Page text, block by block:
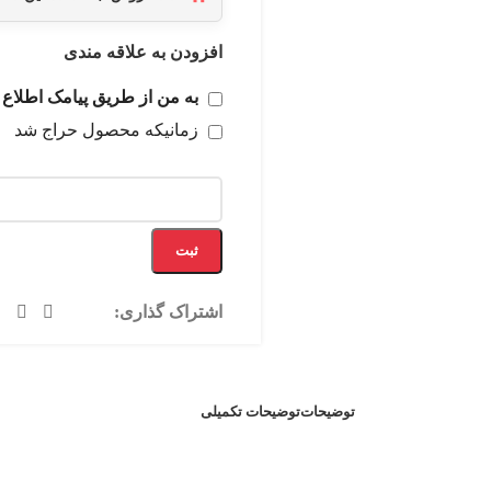
افزودن به علاقه مندی
به من از طریق پیامک اطلاع
زمانیکه محصول حراج شد
ثبت
اشتراک گذاری:
توضیحاتتوضیحات تکمیلی